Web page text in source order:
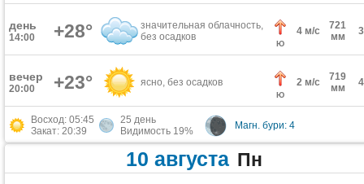
день
14:00 +28°
значительная облачность,
без осадков
Ю
4 м/с
721
мм
вечер
20:00 +23° ясно, без осадков
Ю
2 м/с
719
мм
Восход: 05:45
Закат: 20:39
25 день
Видимость 19%
Магн. бури: 4
10 августа Пн